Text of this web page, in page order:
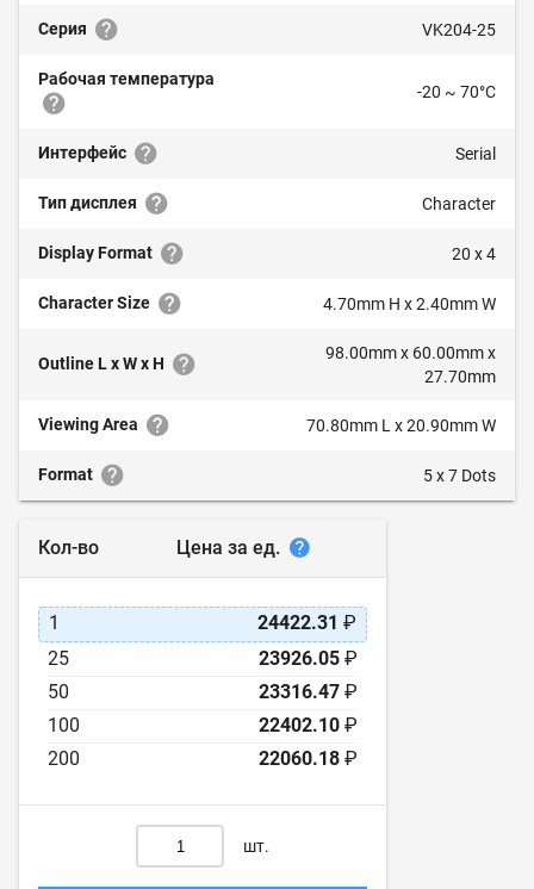
Серия VK204-25
Рабочая температура
-20 ~ 70°C
Интерфейс Serial
Тип дисплея Character
Display Format 20 x 4
Character Size 4.70mm H x 2.40mm W
Outline L x W x H
98.00mm x 60.00mm x
27.70mm
Viewing Area 70.80mm L x 20.90mm W
Format 5 x 7 Dots
Кол-во Цена за ед.
1 24422.31 ₽
25
23926.05 ₽
50
23316.47 ₽
100
22402.10 ₽
200
22060.18 ₽
шт.